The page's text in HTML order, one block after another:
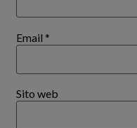
Email *
Sito web